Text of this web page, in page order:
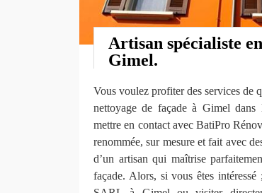
Artisan spécialiste
Gimel.
Vous voulez profiter des services de
nettoyage de façade à Gimel
mettre en contact avec BatiPro
renommée, sur mesure et fait avec
d’un artisan qui maîtrise
façade. Alors, si vous êtes